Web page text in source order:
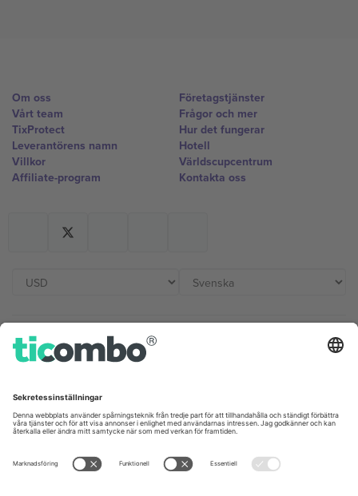
Om oss
Vårt team
TixProtect
Leverantörens namn
Villkor
Affiliate-program
Företagstjänster
Frågor och mer
Hur det fungerar
Hotell
Världscupcentrum
Kontakta oss
Kontor och support
Unter den Linden 24, 10117
Berlin, Germany
London, EC1V 1AW, United
Kingdom
United States
Switzerland